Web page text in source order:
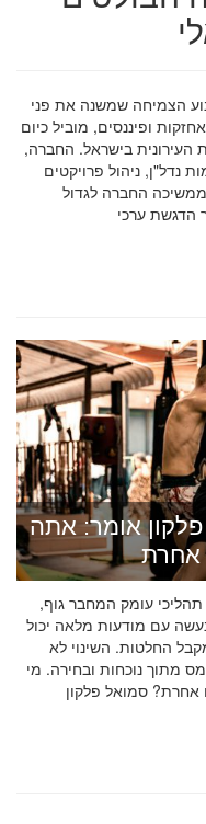
על מנוע הצמיחה שמשנה את פני
ופיננסים, מוביל כיום
העירונית בישראל. החברה,
נדל"ן, ניהול פרויקטים
מגורים ומימון עסקאות מורכבות. ב-2026 ממשיכה החברה לגדול
אומר: אתה
אחרת
עומק המחבר גוף,
עם מודעות מלאה יכול
החלטות. השינוי לא
מתוך נוכחות ובחירה. מי